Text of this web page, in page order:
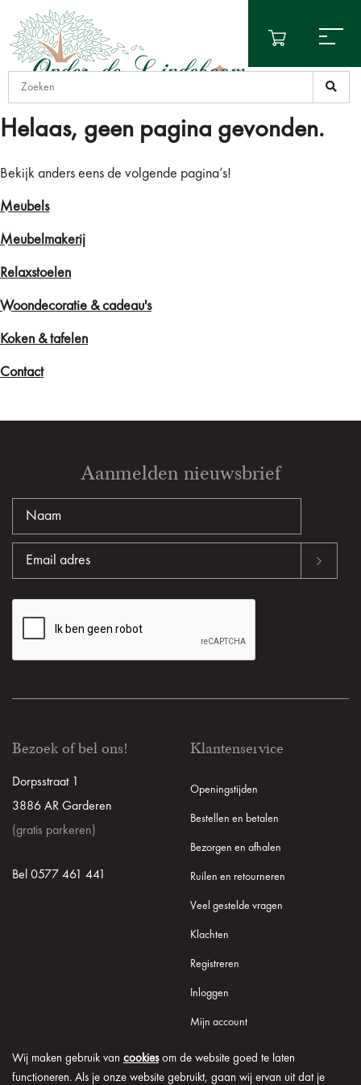
Wij maken gebruik van cookiesom de website goed te laten
functioneren. Als je onze website gebruikt, gaan wij ervan uit dat je
Helaas, geen pagina gevonden.
Bekijk anders eens de volgende pagina’s!
Meubels
Meubelmakerij
Relaxstoelen
Woondecoratie & cadeau's
Koken & tafelen
Contact
Aanmelden nieuwsbrief
Bezoek of bel ons!
Dorpsstraat 1
3886 AR Garderen
(gratis parkeren)
Bel 0577 461 441
Klantenservice
Openingstijden
Bestellen en betalen
Bezorgen en afhalen
Ruilen en retourneren
Veel gestelde vragen
Klachten
Registreren
Inloggen
Mijn account